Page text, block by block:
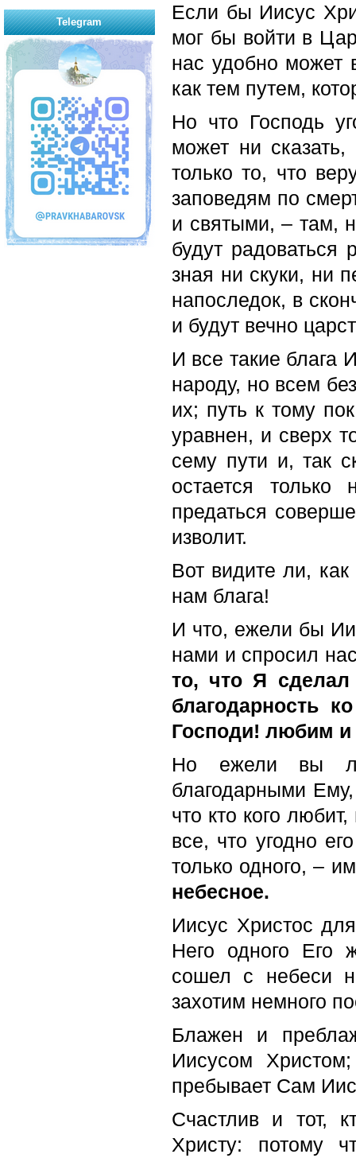
Если бы Иисус
мог бы войти в
нас удобно может
как тем путем,
Но что Господь
может ни
только то, что
заповедям по
и святыми, – там,
будут
зная ни скуки, ни
напоследок, в
и будут вечно
И все такие блага
народу, но всем
их; путь к тому
уравнен, и сверх
сему пути и, так
остается
предаться
изволит.
Вот видите ли,
нам блага!
И что, ежели бы
нами и спросил
то, что Я сделал
благодарность
Господи! любим и
Но ежели вы
благодарными
что кто кого
все, что угодно
только одного, –
небесное.
Иисус Христос
Него одного Его
сошел с небеси
захотим немного
Блажен и
Иисусом
пребывает Сам
Счастлив и тот,
Христу: потому
Telegram